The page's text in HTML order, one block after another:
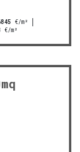
€/m²
€/m²